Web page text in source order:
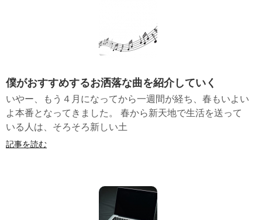
僕がおすすめするお洒落な曲を紹介していく
いやー、もう４月になってから一週間が経ち、春もいよい
よ本番となってきました。 春から新天地で生活を送って
いる人は、そろそろ新しい土
記事を読む